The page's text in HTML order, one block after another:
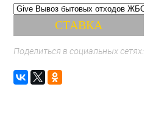
Поделиться в социальных сетях: